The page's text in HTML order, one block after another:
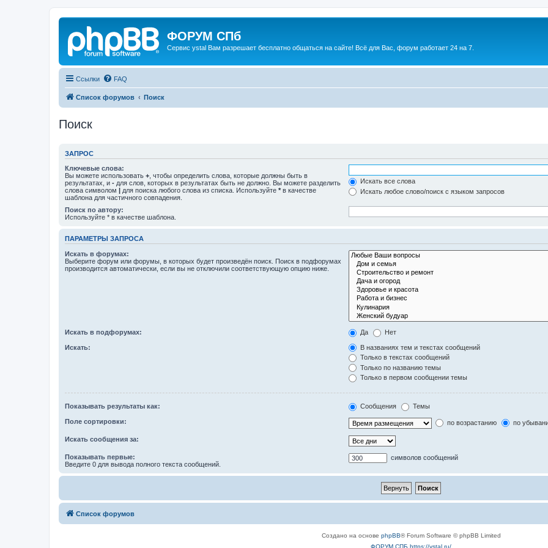
ФОРУМ СПб
Сервис ystal Вам разрешает бесплатно общаться на сайте! Всё для Вас, форум работает 24 на 7.
Ссылки FAQ
Список форумов Поиск
Поиск
ЗАПРОС
Ключевые слова:
Вы можете использовать + , чтобы определить слова, которые должны быть в
результатах, и - для слов, которых в результатах быть не должно. Вы можете разделить
слова символом | для поиска любого слова из списка. Используйте * в качестве
шаблона для частичного совпадения.
Искать все слова
Искать любое слово/поиск с языком запросов
Поиск по автору:
Используйте * в качестве шаблона.
ПАРАМЕТРЫ ЗАПРОСА
Искать в форумах:
Выберите форум или форумы, в которых будет произведён поиск. Поиск в подфорумах
производится автоматически, если вы не отключили соответствующую опцию ниже.
Искать в подфорумах: Да Нет
Искать:
В названиях тем и текстах сообщений
Только в текстах сообщений
Только по названию темы
Только в первом сообщении темы
Показывать результаты как: Сообщения Темы
Поле сортировки: по возрастанию по
Искать сообщения за:
Показывать первые:
Введите 0 для вывода полного текста сообщений.
символов сообщений
Список форумов
Создано на основе phpBB® Forum Software © phpBB Limited
ФОРУМ СПБ https://ystal.ru/